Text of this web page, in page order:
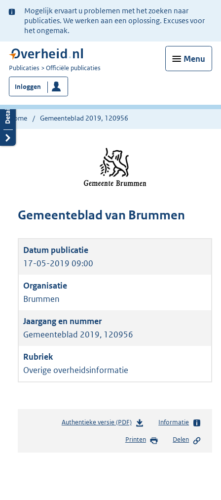
Ter
informatie:
Mogelijk ervaart u problemen met het zoeken naar
publicaties. We werken aan een oplossing. Excuses voor
het ongemak.
Menu
U
bent
nu
hier:
Publicaties Officiële publicaties
Inloggen
Home Gemeenteblad 2019, 120956
Gemeenteblad van Brummen
17-05-2019 09:00
Brummen
Gemeenteblad 2019, 120956
Overige overheidsinformatie
Authentieke versie (PDF)b
s
Informatie
Printen Delen